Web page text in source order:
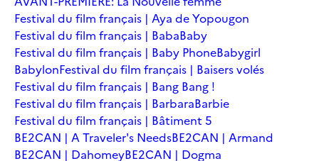
Festival du film français | Aya de Yopougon
Festival du film français | BabaBaby
Festival du film français | Baby PhoneBabygirl
BabylonFestival du film français | Baisers volés
Festival du film français | Bang Bang !
Festival du film français | BarbaraBarbie
Festival du film français | Bâtiment 5
BE2CAN | A Traveler's NeedsBE2CAN | Armand
BE2CAN | DahomeyBE2CAN | Dogma